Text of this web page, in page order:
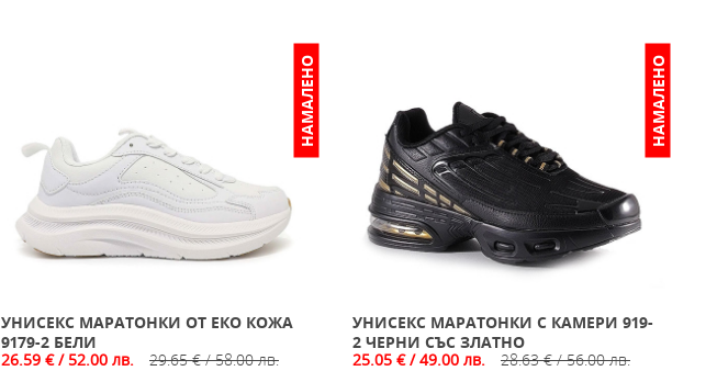
НАМАЛЕНО
УНИСЕКС МАРАТОНКИ ОТ ЕКО КОЖА
9179-2 БЕЛИ
26.59 € / 52.00 лв.
29.65 € / 58.00 лв.
НАМАЛЕНО
УНИСЕКС МАРАТОНКИ С КАМЕРИ 919-
2 ЧЕРНИ СЪС ЗЛАТНО
25.05 € / 49.00 лв.
28.63 € / 56.00 лв.